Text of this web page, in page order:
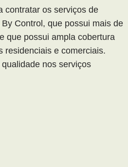
contratar os serviços de
Control, que possui mais de
que possui ampla cobertura
residenciais e comerciais.
nos serviços